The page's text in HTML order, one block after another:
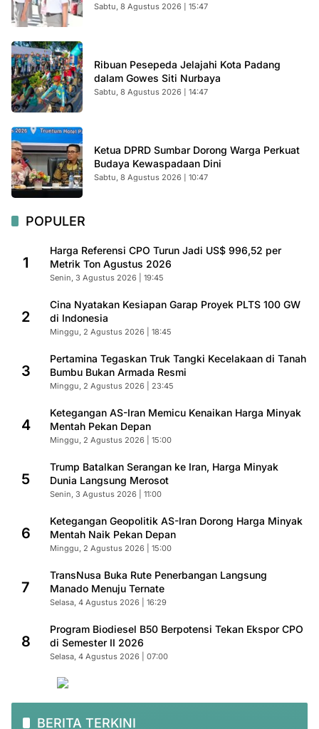
Sabtu, 8 Agustus 2026 | 15:47
Ribuan Pesepeda Jelajahi Kota Padang
dalam Gowes Siti Nurbaya
Sabtu, 8 Agustus 2026 | 14:47
Ketua DPRD Sumbar Dorong Warga Perkuat
Budaya Kewaspadaan Dini
Sabtu, 8 Agustus 2026 | 10:47
POPULER
1
Harga Referensi CPO Turun Jadi US$ 996,52 per
Metrik Ton Agustus 2026
Senin, 3 Agustus 2026 | 19:45
2
Cina Nyatakan Kesiapan Garap Proyek PLTS 100 GW
di Indonesia
Minggu, 2 Agustus 2026 | 18:45
3
Pertamina Tegaskan Truk Tangki Kecelakaan di Tanah
Bumbu Bukan Armada Resmi
Minggu, 2 Agustus 2026 | 23:45
4
Ketegangan AS-Iran Memicu Kenaikan Harga Minyak
Mentah Pekan Depan
Minggu, 2 Agustus 2026 | 15:00
5
Trump Batalkan Serangan ke Iran, Harga Minyak
Dunia Langsung Merosot
Senin, 3 Agustus 2026 | 11:00
6
Ketegangan Geopolitik AS-Iran Dorong Harga Minyak
Mentah Naik Pekan Depan
Minggu, 2 Agustus 2026 | 15:00
7
TransNusa Buka Rute Penerbangan Langsung
Manado Menuju Ternate
Selasa, 4 Agustus 2026 | 16:29
8
Program Biodiesel B50 Berpotensi Tekan Ekspor CPO
di Semester II 2026
Selasa, 4 Agustus 2026 | 07:00
BERITA TERKINI